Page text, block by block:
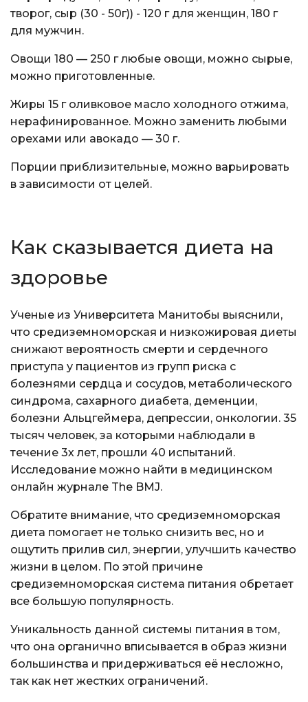
творог, сыр (30 - 50г)) - 120 г для женщин, 180 г
для мужчин.
Овощи 180 — 250 г любые овощи, можно сырые,
можно приготовленные.
Жиры 15 г оливковое масло холодного отжима,
нерафинированное. Можно заменить любыми
орехами или авокадо — 30 г.
Порции приблизительные, можно варьировать
в зависимости от целей.
Как сказывается диета на
здоровье
Ученые из Университета Манитобы выяснили,
что средиземноморская и низкожировая диеты
снижают вероятность смерти и сердечного
приступа у пациентов из групп риска с
болезнями сердца и сосудов, метаболического
синдрома, сахарного диабета, деменции,
болезни Альцгеймера, депрессии, онкологии. 35
тысяч человек, за которыми наблюдали в
течение 3х лет, прошли 40 испытаний.
Исследование можно найти в медицинском
онлайн журнале The BMJ.
Обратите внимание, что средиземноморская
диета помогает не только снизить вес, но и
ощутить прилив сил, энергии, улучшить качество
жизни в целом. По этой причине
средиземноморская система питания обретает
все большую популярность.
Уникальность данной системы питания в том,
что она органично вписывается в образ жизни
большинства и придерживаться её несложно,
так как нет жестких ограничений.